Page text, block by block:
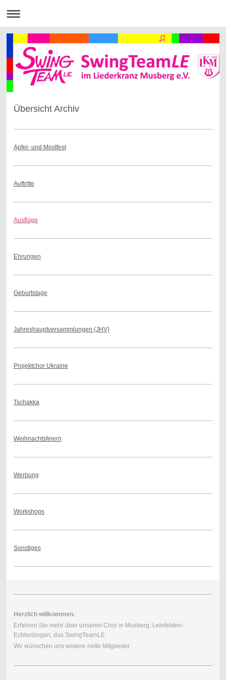
Übersicht Archiv
Apfel- und Mostfest
Auftritte
Ausflüge
Ehrungen
Geburtstage
Jahreshauptversammlungen (JHV)
Projektchor Ukraine
Tschakka
Weihnachtsfeiern
Werbung
Workshops
Sonstiges
Herzlich willkommen.
Erfahren Sie mehr über unseren Chor in Musberg, Leinfelden-
Echterdingen, das SwingTeamLE.
Wir wünschen uns weitere nette Mitglieder.